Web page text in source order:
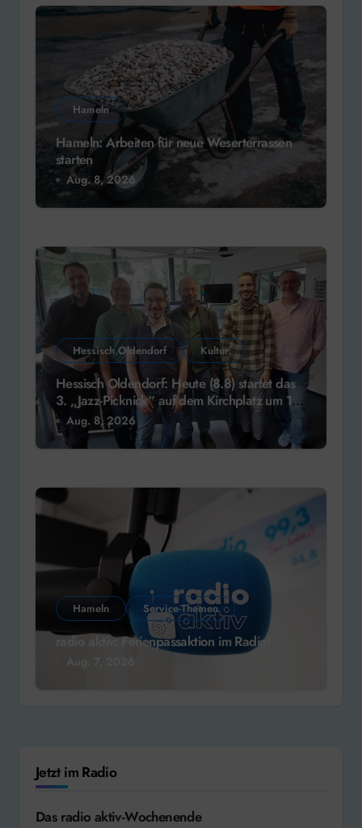
Hameln
Hameln: Arbeiten für neue Weserterrassen
starten
Aug. 8, 2026
Hessisch Oldendorf Kultur
Hessisch Oldendorf: Heute (8.8) startet das
3. „Jazz-Picknick“ auf dem Kirchplatz um 13
UhrAug. 8, 2026
Hameln Service-Themen
radio aktiv: Ferienpassaktion im Radio!
Jetzt im Radio
Das radio aktiv-Wochenende